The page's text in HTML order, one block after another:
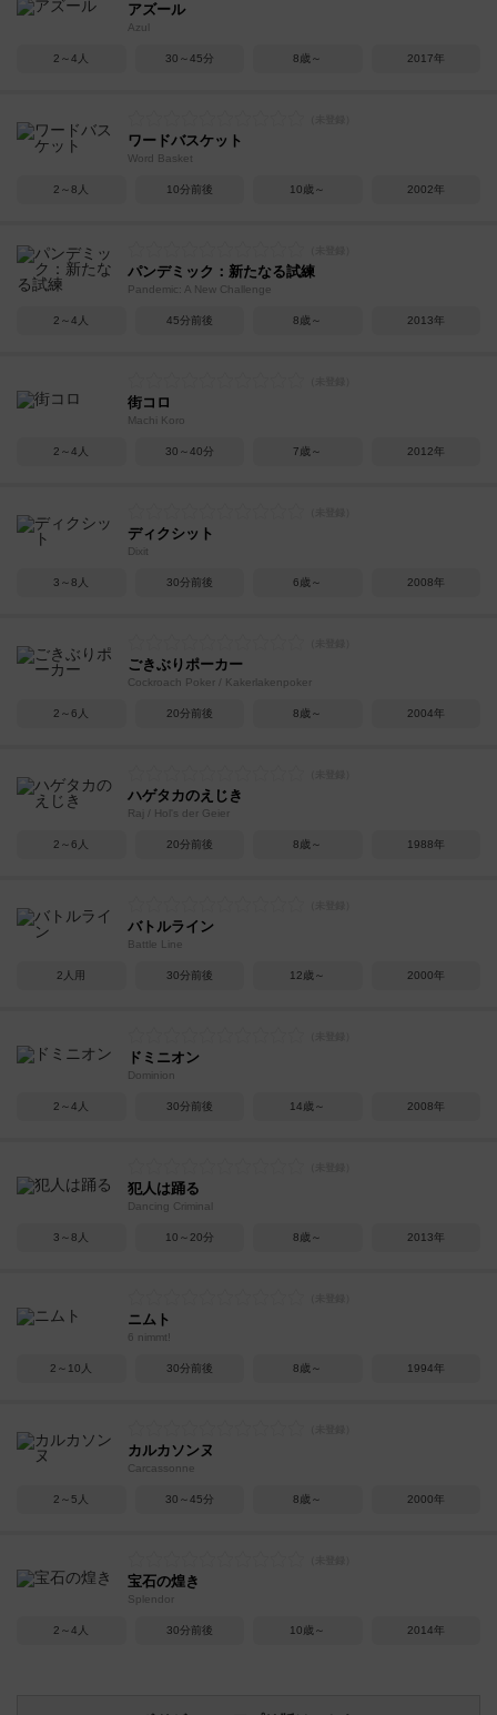
アズール
Azul
2～4人 30～45分 8歳～ 2017年
ワードバスケット
Word Basket
2～8人 10分前後 10歳～ 2002年
パンデミック：新たなる試練
Pandemic: A New Challenge
2～4人 45分前後 8歳～ 2013年
街コロ
Machi Koro
2～4人 30～40分 7歳～ 2012年
ディクシット
Dixit
3～8人 30分前後 6歳～ 2008年
ごきぶりポーカー
Cockroach Poker / Kakerlakenpoker
2～6人 20分前後 8歳～ 2004年
ハゲタカのえじき
Raj / Hol's der Geier
2～6人 20分前後 8歳～ 1988年
バトルライン
Battle Line
2人用 30分前後 12歳～ 2000年
ドミニオン
Dominion
2～4人 30分前後 14歳～ 2008年
犯人は踊る
Dancing Criminal
3～8人 10～20分 8歳～ 2013年
ニムト
6 nimmt!
2～10人 30分前後 8歳～ 1994年
カルカソンヌ
Carcassonne
2～5人 30～45分 8歳～ 2000年
宝石の煌き
Splendor
2～4人 30分前後 10歳～ 2014年